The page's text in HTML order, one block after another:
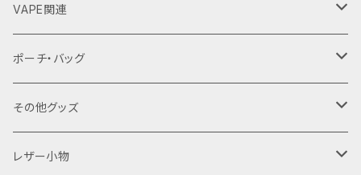
VAPE関連
バッテリーケース
18650用
18350用
VAPEデバイス用スリーブ・ケース
iStick Pico 75w
ポーチ・バッグ
ファスナーポーチ
L字ファスナーポーチ
巾着バッグ
その他グッズ
Tシャツ
レザー小物